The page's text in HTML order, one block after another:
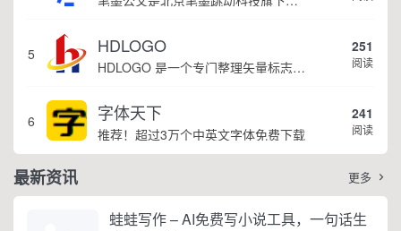
5 HDLOGO
HDLOGO 是一个专门整理矢量标志和图标的网站，提供各类品牌和公司的矢量标志下载服务，主要面向设计师、营销人员和企业用户，帮他们获取高质量的品牌标识资源。
251
阅读
6 字体天下
推荐！超过3万个中英文字体免费下载
241
阅读
最新资讯 更多 
蛙蛙写作 – AI免费写小说工具，一句话生